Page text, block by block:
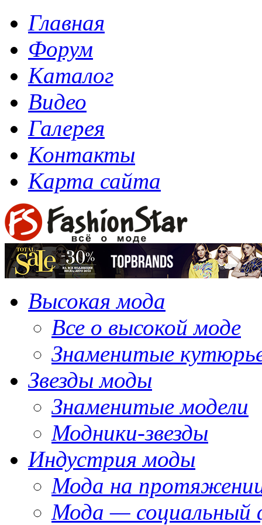
Главная
Форум
Каталог
Видео
Галерея
Контакты
Карта сайта
Высокая мода
Все о высокой моде
Знаменитые
Звезды моды
Знаменитые модели
Модники-звезды
Индустрия моды
Мода на
Мода — социальный